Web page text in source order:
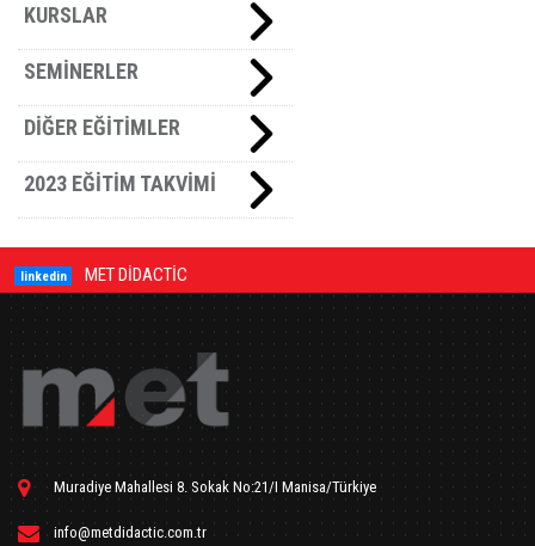
KURSLAR
SEMİNERLER
DİĞER EĞİTİMLER
2023 EĞİTİM TAKVİMİ
linkedin MET DİDACTİC
Muradiye Mahallesi 8. Sokak No:21/I Manisa/Türkiye
info@metdidactic.com.tr